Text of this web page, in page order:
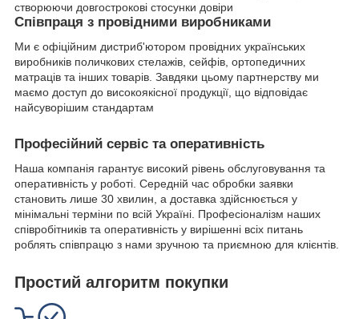
створюючи довгострокові стосунки довіри
Співпраця з провідними виробниками
Ми є офіційним дистриб'ютором провідних українських
виробників поличкових стелажів, сейфів, ортопедичних
матраців та інших товарів. Завдяки цьому партнерству ми
маємо доступ до високоякісної продукції, що відповідає
найсуворішим стандартам
Професійний сервіс та оперативність
Наша компанія гарантує високий рівень обслуговування та
оперативність у роботі. Середній час обробки заявки
становить лише 30 хвилин, а доставка здійснюється у
мінімальні терміни по всій Україні. Професіоналізм наших
співробітників та оперативність у вирішенні всіх питань
роблять співпрацю з нами зручною та приємною для клієнтів.
Простий алгоритм покупки